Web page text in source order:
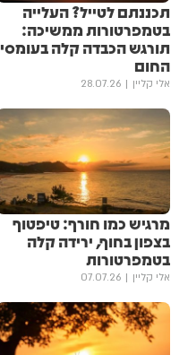
תכננתם לטייל? העלייה
בטמפרטורות ממשיכה:
תורגש הכבדה קלה בעומסי
החום
אלי קליין 28.07.26
מרגיש כמו חורף: טיפטוף
בצפון בחוף, ירידה קלה
בטמפרטורות
אלי קליין 07.07.26